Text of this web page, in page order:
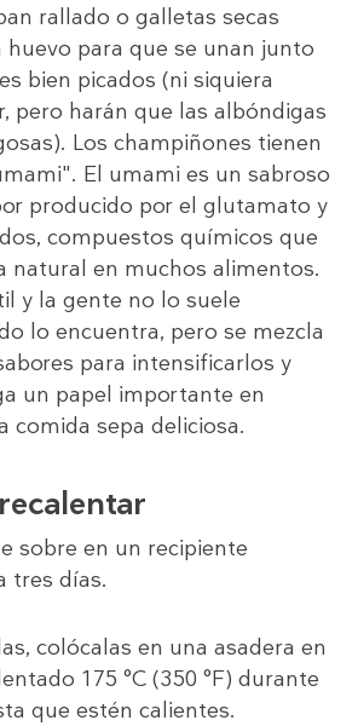
rallado o galletas secas
huevo para que se unan junto
bien picados (ni siquiera
pero harán que las albóndigas
Los champiñones tienen
El umami es un sabroso
producido por el glutamato y
compuestos químicos que
natural en muchos alimentos.
y la gente no lo suele
lo encuentra, pero se mezcla
para intensificarlos y
un papel importante en
comida sepa deliciosa.
sobre en un recipiente
tres días.
colócalas en una asadera en
175 °C (350 °F) durante
que estén calientes.